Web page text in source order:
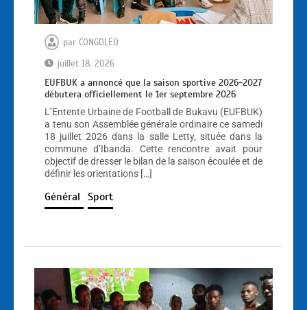
par CONGOLEO
juillet 18, 2026
EUFBUK a annoncé que la saison sportive 2026-2027
débutera officiellement le 1er septembre 2026
L’Entente Urbaine de Football de Bukavu (EUFBUK)
a tenu son Assemblée générale ordinaire ce samedi
18 juillet 2026 dans la salle Letty, située dans la
commune d’Ibanda. Cette rencontre avait pour
objectif de dresser le bilan de la saison écoulée et de
définir les orientations […]
Général Sport